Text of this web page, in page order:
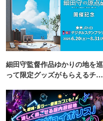
細田守監督作品ゆかりの地を巡
って限定グッズがもらえるチャ